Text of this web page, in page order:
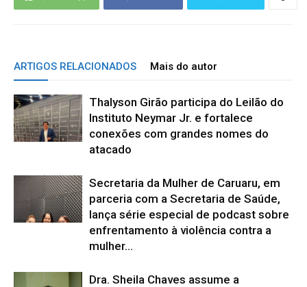
ARTIGOS RELACIONADOS Mais do autor
Thalyson Girão participa do Leilão do
Instituto Neymar Jr. e fortalece
conexões com grandes nomes do
atacado
Secretaria da Mulher de Caruaru, em
parceria com a Secretaria de Saúde,
lança série especial de podcast sobre
enfrentamento à violência contra a
mulher...
Dra. Sheila Chaves assume a